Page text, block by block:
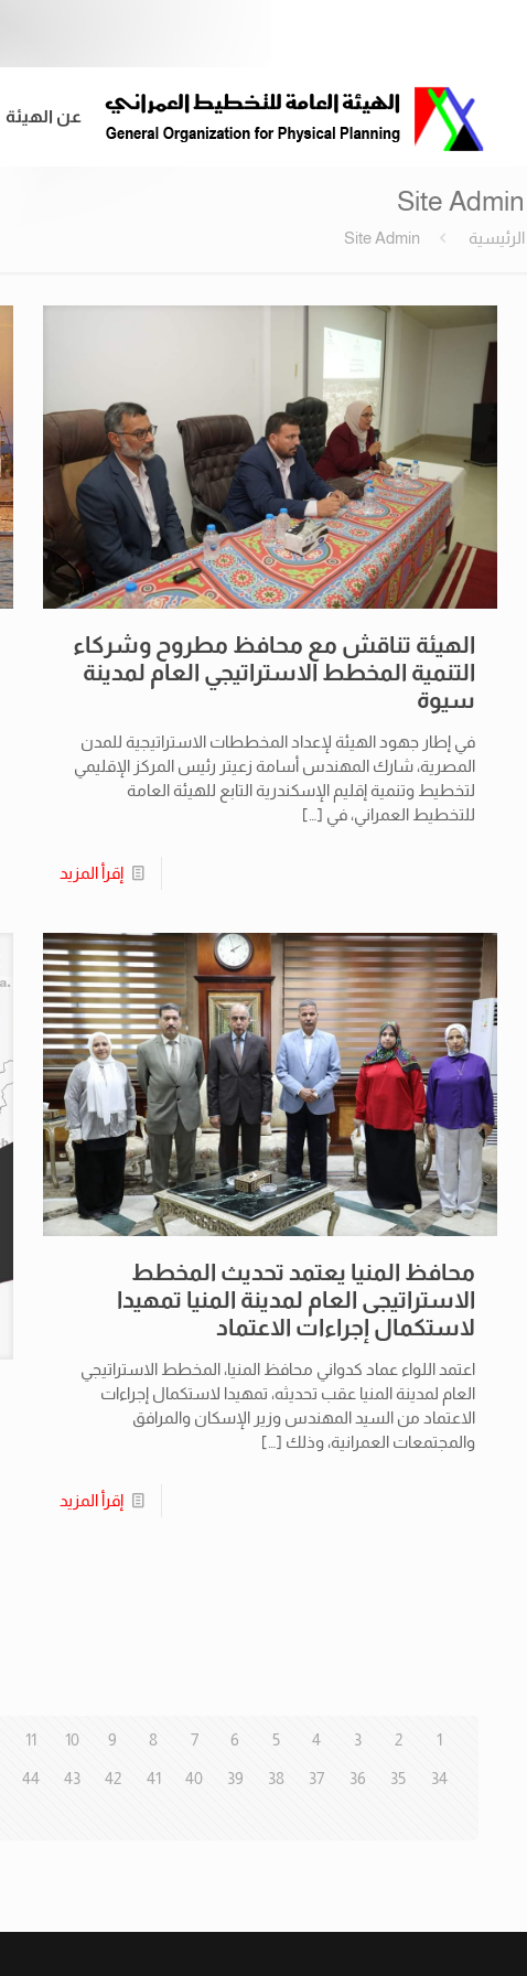
عن الهيئة
Site Admin
الرئيسية Site Admin
الهيئة تناقش مع محافظ مطروح وشركاء
التنمية المخطط الاستراتيجي العام لمدينة
سيوة
في إطار جهود الهيئة لإعداد المخططات الاستراتيجية للمدن
المصرية، شارك المهندس أسامة زعيتر رئيس المركز الإقليمي
لتخطيط وتنمية إقليم الإسكندرية التابع للهيئة العامة
للتخطيط العمراني، في […]
إقرأ المزيد
محافظ المنيا يعتمد تحديث المخطط
الاستراتيجى العام لمدينة المنيا تمهيدا
لاستكمال إجراءات الاعتماد
اعتمد اللواء عماد كدواني محافظ المنيا، المخطط الاستراتيجي
العام لمدينة المنيا عقب تحديثه، تمهيدا لاستكمال إجراءات
الاعتماد من السيد المهندس وزير الإسكان والمرافق
والمجتمعات العمرانية، وذلك […]
إقرأ المزيد
1
2
3
4
5
6
7
8
9
10
11
34
35
36
37
38
39
40
41
42
43
44